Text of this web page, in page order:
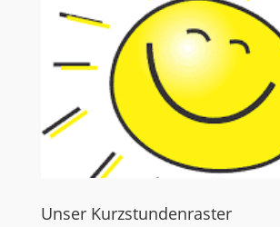
Unser Kurzstundenraster